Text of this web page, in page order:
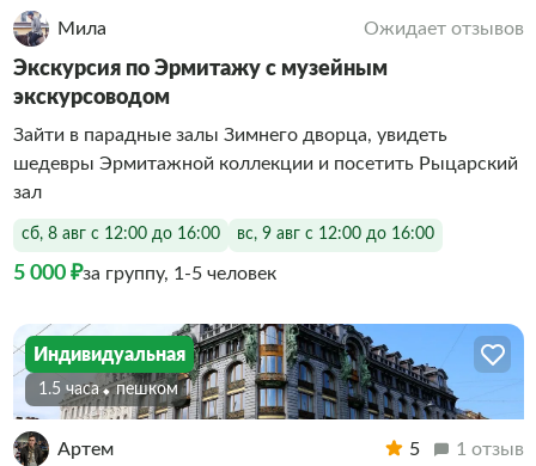
Мила Ожидает отзывов
Экскурсия по Эрмитажу с музейным
экскурсоводом
Зайти в парадные залы Зимнего дворца, увидеть
шедевры Эрмитажной коллекции и посетить Рыцарский
зал
сб, 8 авг с 12:00 до 16:00 вс, 9 авг с 12:00 до 16:00
5 000 ₽за группу, 1-5 человек
Индивидуальная
1.5 часа Пешком
Артем 5 1 отзыв